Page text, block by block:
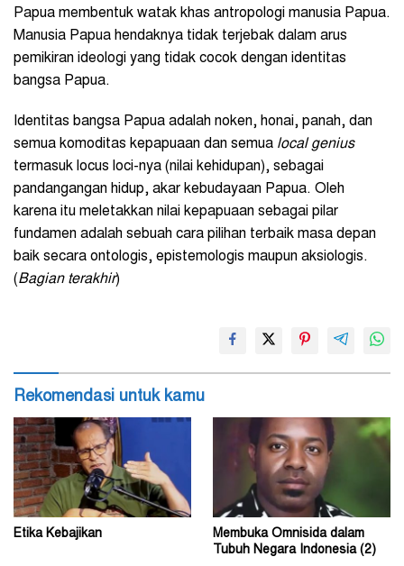
Papua membentuk watak khas antropologi manusia Papua.
Manusia Papua hendaknya tidak terjebak dalam arus
pemikiran ideologi yang tidak cocok dengan identitas
bangsa Papua.
Identitas bangsa Papua adalah noken, honai, panah, dan
semua komoditas kepapuaan dan semua local genius
termasuk locus loci-nya (nilai kehidupan), sebagai
pandangangan hidup, akar kebudayaan Papua. Oleh
karena itu meletakkan nilai kepapuaan sebagai pilar
fundamen adalah sebuah cara pilihan terbaik masa depan
baik secara ontologis, epistemologis maupun aksiologis.
(Bagian terakhir)
Rekomendasi untuk kamu
Etika Kebajikan
Membuka Omnisida dalam
Tubuh Negara Indonesia (2)